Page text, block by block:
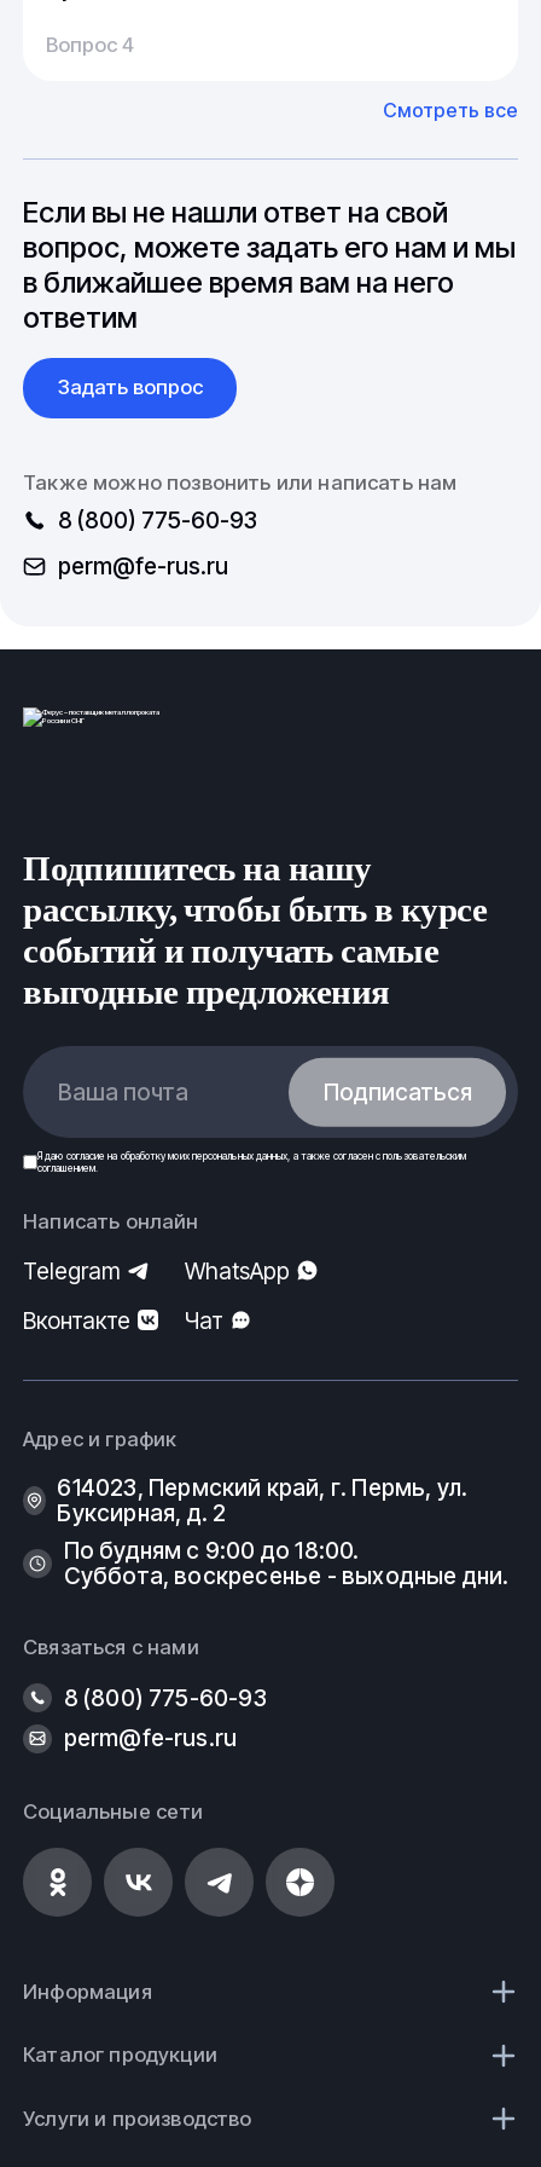
20-25 дней, но в зависимости от различных
может быть сокращен до 1 недели.
до 6 месяцев производства.
У нас большой опыт поставок из Европы и
Азии. Через наших партнеров мы сможем
вопросы связанные с документацией и
международной логистикой.
Вопрос 4
Смотреть все
Если вы не нашли ответ на свой
вопрос, можете задать его нам и мы
в ближайшее время вам на него
ответим
Задать вопрос
Также можно позвонить или написать нам
8 (800) 775-60-93
perm@fe-rus.ru
Подпишитесь на нашу
рассылку, чтобы быть в курсе
событий и получать самые
выгодные предложения
Ваша почта Подписаться
Я даю согласие на обработку моих персональных данных , а также согласен спользовательским
соглашением.
Написать онлайн
Telegram
WhatsApp
Вконтакте
Чат
Адрес и график
614023, Пермский край, г. Пермь, ул.
Буксирная, д. 2
По будням с 9:00 до 18:00.
Суббота, воскресенье - выходные дни.
Связаться с нами
8 (800) 775-60-93
perm@fe-rus.ru
Социальные сети
Информация
Каталог продукции
Услуги и производство